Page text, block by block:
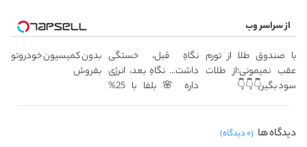
از سراسر وب
با صندوق طلا از تورم
عقب نمیمونی؛از طلات
سود بگیر👇👇👇
نگاهِ قبل، خستگی
داشت... نگاهِ بعد، انرژی
داره 🌸 بلفا با 25%
تخفیف
بدون کمیسیون خودروتو
بفروش
دیدگاه ها (۰ دیدگاه)